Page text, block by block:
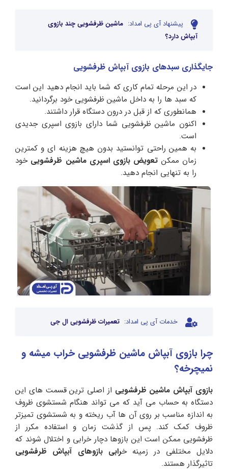
پیشنهاد آی پی امداد: ماشین ظرفشویی چند بازوی
آبپاش دارد؟
جایگذاری سبدهای بازوی آبپاش ظرفشویی
در این مرحله تمام کاری که شما باید انجام دهید این است
که سبد ها را به داخل ماشین ظرفشویی خود برگردانید.
همانطوری که از قبل در درون دستگاه قرار داشتند.
اکنون ماشین ظرفشویی شما دارای بازوی اسپری جدیدی
است.
به همین راحتی توانستید بدون هیچ هزینه ای و کمترین
زمان ممکن تعویض بازوی اسپری ماشین ظرفشویی خود
را به تنهایی انجام دهید.
خدمات آی پی امداد: تعمیرات ظرفشویی ال جی
چرا بازوی آبپاش ماشین ظرفشویی خراب میشه و
نمیچرخه؟
بازوی آبپاش ماشین ظرفشویی از اصلی ترین قسمت های این
دستگاه به حساب می آید که می تواند هنگام شستشوی ظروف
به اندازه مناسب بر روی آن ها آب ریخته و به شستشوی تمیزتر
ظروف کمک کند. پس از گذشت زمان و استفاده مکرر از
ظرفشویی ممکن است این بازوها دچار خرابی و اختلال شوند که
دلایل مختلفی در زمینه خرابی بازوهای آبپاش ظرفشویی
تاثیرگذار هستند.